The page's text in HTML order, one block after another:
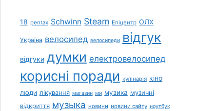
18 pentax Schwinn Steam Епіцентр ОЛХ
Україна велосипед велосипеди відгук
відгуки думки електровелосипед
корисні поради кулінарія кіно
люди лікування магазин ми музика музичні
відкриття музыка новини новини сайту ноутбук